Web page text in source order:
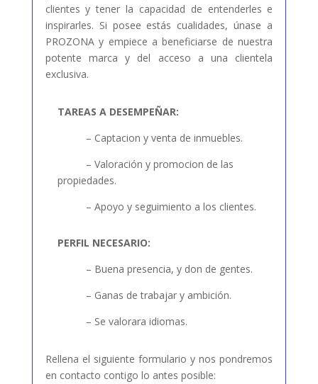
clientes y tener la capacidad de entenderles e
inspirarles. Si posee estás cualidades, únase a
PROZONA y empiece a beneficiarse de nuestra
potente marca y del acceso a una clientela
exclusiva.
TAREAS A DESEMPEÑAR:
– Captacion y venta de inmuebles.
– Valoración y promocion de las
propiedades.
– Apoyo y seguimiento a los clientes.
PERFIL NECESARIO:
– Buena presencia, y don de gentes.
– Ganas de trabajar y ambición.
– Se valorara idiomas.
Rellena el siguiente formulario y nos pondremos
en contacto contigo lo antes posible: